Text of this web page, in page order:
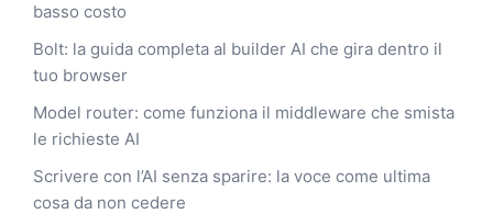
basso costo
Bolt: la guida completa al builder AI che gira dentro il
tuo browser
Model router: come funziona il middleware che smista
le richieste AI
Scrivere con l’AI senza sparire: la voce come ultima
cosa da non cedere